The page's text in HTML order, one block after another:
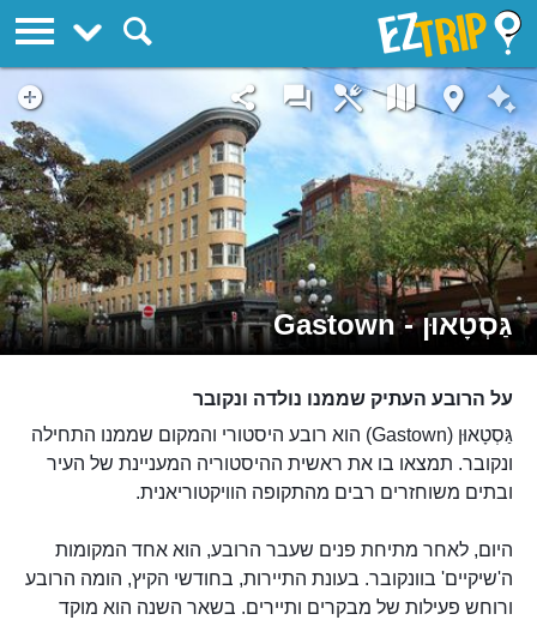
גַּסְטָאוּן - Gastown
על הרובע העתיק שממנו נולדה ונקובר
גַּסְטָאוּן (Gastown) הוא רובע היסטורי והמקום שממנו התחילה
ונקובר. תמצאו בו את ראשית ההיסטוריה המעניינת של העיר
ובתים משוחזרים רבים מהתקופה הוויקטוריאנית.
היום, לאחר מתיחת פנים שעבר הרובע, הוא אחד המקומות
ה'שיקיים' בוונקובר. בעונת התיירות, בחודשי הקיץ, הומה הרובע
ורוחש פעילות של מבקרים ותיירים. בשאר השנה הוא מוקד
EZTrip